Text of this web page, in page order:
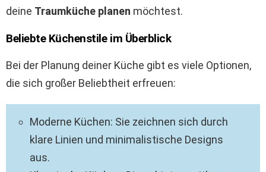
deine Traumküche planen möchtest.
Beliebte Küchenstile im Überblick
Bei der Planung deiner Küche gibt es viele Optionen,
die sich großer Beliebtheit erfreuen:
Moderne Küchen: Sie zeichnen sich durch
klare Linien und minimalistische Designs
aus.